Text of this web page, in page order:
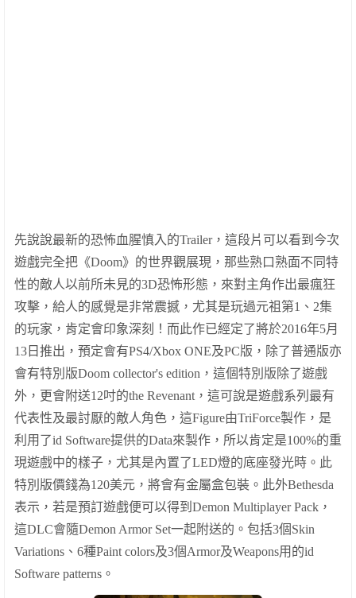
先說說最新的恐怖血腥慎入的Trailer，這段片可以看到今次
遊戲完全把《Doom》的世界觀展現，那些熟口熟面不同特
性的敵人以前所未見的3D恐怖形態，來對主角作出最瘋狂
攻擊，給人的感覺是非常震撼，尤其是玩過元祖第1 、 2集
的玩家，肯定會印象深刻！而此作已經定了將於2016年5月
13 日推出，預定會有PS4/Xbox ONE及PC版，除了普通版亦
會有特別版Doom collector's edition ，這個特別版除了遊戲
外，更會附送12吋的the Revenant，這可說是遊戲系列最有
代表性及最討厭的敵人角色，這Figure由TriForce製作，是
利用了id Software提供的Data來製作，所以肯定是100%的重
現遊戲中的樣子，尤其是內置了LED燈的底座發光時。此
特別版價錢為120美元，將會有金屬盒包裝。此外Bethesda
表示，若是預訂遊戲便可以得到 Demon Multiplayer Pack ，
這DLC會隨Demon Armor Set一起附送的。包括3個 Skin
Variations 、 6種Paint colors及3個Armor及Weapons用的id
Software patterns 。